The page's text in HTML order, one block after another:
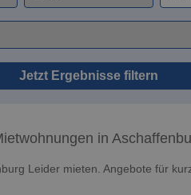
Jetzt Ergebnisse filtern
in
Leider mieten. Angebote für